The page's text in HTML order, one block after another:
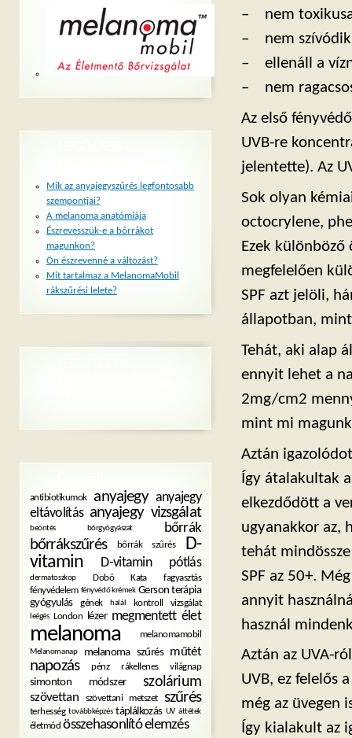
– nem
– nem szívódik
– ellenáll a
– nem
Az első
UVB-re
jelentette). Az
Sok olyan
octocrylene,
Ezek
megfelelően
SPF azt jelöli,
állapotban,
Tehát, aki alap
ennyit lehet a
2mg/cm2
mint mi
Aztán
Így átalakultak
elkezdődött a
ugyanakkor az,
tehát
SPF az 50+.
annyit
használ
Aztán az UVA-
UVB, ez felelős
még az üvegen
Így kialakult az
Mik az anyajegyszűrés legfontosabb
szempontjai?
A melanoma anatómiája
Észrevesszük-e a bőrrákot
magunkon?
Ön észrevenné a változást?
Mit tartalmaz a MelanomaMobil
rákszűrési lelete?
antibiotikumok anyajegy anyajegy
eltávolítás anyajegy vizsgálat
beöntés bőrgyógyászat bőrrák
bőrrákszűrés bőrrák szűrés
D-
vitamin
D-vitamin pótlás
dermatoszkop Dobó Kata
fagyasztás
fényvédelem fényvédő krémek Gerson terápia
gyógyulás
gének halál kontroll vizsgálat
leégés London lézer megmentett élet
melanoma melanomamobil
Melanomanap melanoma szűrés műtét
napozás pénz rákellenes világnap
simonton módszer szolárium
szövettan szövettani metszet szűrés
terhesség továbbképzés táplálkozás UV áttétek
életmód összehasonlító elemzés